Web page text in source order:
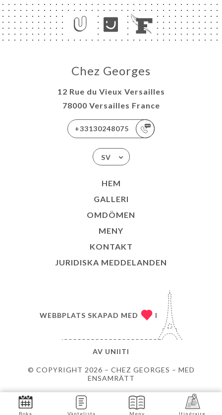
Chez Georges
12 Rue du Vieux Versailles
78000 Versailles France
+33130248075
SV
HEM
GALLERI
OMDÖMEN
MENY
KONTAKT
JURIDISKA MEDDELANDEN
© COPYRIGHT 2026 – CHEZ GEORGES – MED
ENSAMRÄTT
WEBBPLATS SKAPAD MED I
AV UNIITI
Boka Väntelista Meny Itinéraire